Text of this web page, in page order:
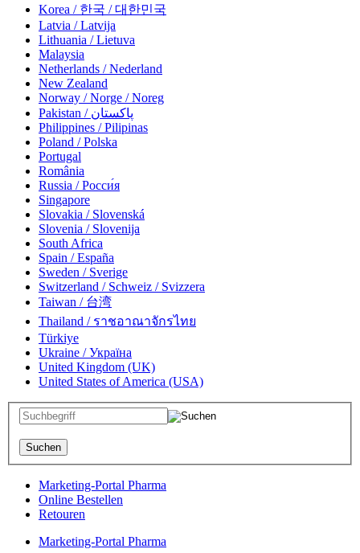
Korea / 한국 / 대한민국
Latvia / Latvija
Lithuania / Lietuva
Malaysia
Netherlands / Nederland
New Zealand
Norway / Norge / Noreg
Pakistan / پاکستان
Philippines / Pilipinas
Poland / Polska
Portugal
România
Russia / Росси́я
Singapore
Slovakia / Slovenská
Slovenia / Slovenija
South Africa
Spain / España
Sweden / Sverige
Switzerland / Schweiz / Svizzera
Taiwan / 台湾
Thailand / ราชอาณาจักรไทย
Türkiye
Ukraine / Україна
United Kingdom (UK)
United States of America (USA)
Marketing-Portal Pharma
Online Bestellen
Retouren
Marketing-Portal Pharma